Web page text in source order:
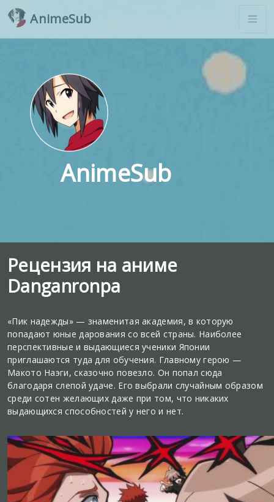
AnimeSub
AnimeSub
Рецензия на аниме
Danganronpa
«Пик надежды» — знаменитая академия, в которую
попадают юные дарования со всей страны. Наиболее
перспективные и выдающиеся ученики Японии
приглашаются туда для обучения. Главному герою —
Макото Наэги, сказочно повезло. Он попал сюда
благодаря слепой удаче. Его выбрали случайным образом
среди сотен желающих даже при том, что никаких
выдающихся способностей у него и нет.